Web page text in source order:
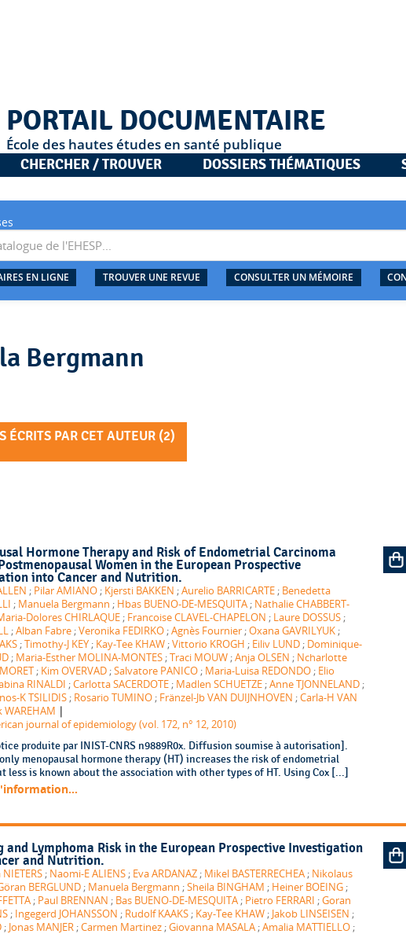
PORTAIL DOCUMENTAIRE
École des hautes études en santé publique
CHERCHER / TROUVER DOSSIERS THÉMATIQUES
EN LIGNE TROUVER UNE REVUE CONSULTER UN MÉMOIRE
Bergmann
ÉCRITS PAR CET AUTEUR (2)
Hormone Therapy and Risk of Endometrial Carcinoma
Women in the European Prospective
into Cancer and Nutrition.
; Pilar AMIANO ; Kjersti BAKKEN ;Aurelio BARRICARTE ; Benedetta
; Manuela Bergmann ; Hbas BUENO-DE-MESQUITA ; Nathalie CHABBERT-
Dolores CHIRLAQUE ; Francoise CLAVEL-CHAPELON ; Laure DOSSUS ;
;Alban Fabre ;Veronika FEDIRKO ;Agnès Fournier ;Oxana GAVRILYUK ;
;Timothy-J KEY ; Kay-Tee KHAW ;Vittorio KROGH ; Eiliv LUND ; Dominique-
; Maria-Esther MOLINA-MONTES ;Traci MOUW ;Anja OLSEN ; Ncharlotte
; Kim OVERVAD ;Salvatore PANICO ; Maria-Luisa REDONDO ; Elio
RINALDI ;Carlotta SACERDOTE ; Madlen SCHUETZE ;Anne TJONNELAND ;
K TSILIDIS ; Rosario TUMINO ; Fränzel-Jb VAN DUIJNHOVEN ;Carla-H VAN
WAREHAM |
journal of epidemiology (vol. 172, n° 12, 2010)
produite par INIST-CNRS n9889R0x. Diffusion soumise à autorisation].
menopausal hormone therapy (HT) increases the risk of endometrial
less is known about the association with other types of HT. Using Cox [...]
and Lymphoma Risk in the European Prospective Investigation
and Nutrition.
; Naomi-E ALIENS ; Eva ARDANAZ ; Mikel BASTERRECHEA ; Nikolaus
BERGLUND ; Manuela Bergmann ;Sheila BINGHAM ; Heiner BOEING ;
; Paul BRENNAN ; Bas BUENO-DE-MESQUITA ; Pietro FERRARI ;Goran
; Ingegerd JOHANSSON ; Rudolf KAAKS ; Kay-Tee KHAW ; Jakob LINSEISEN ;
; Jonas MANJER ;Carmen Martinez ;Giovanna MASALA ;Amalia MATTIELLO ;